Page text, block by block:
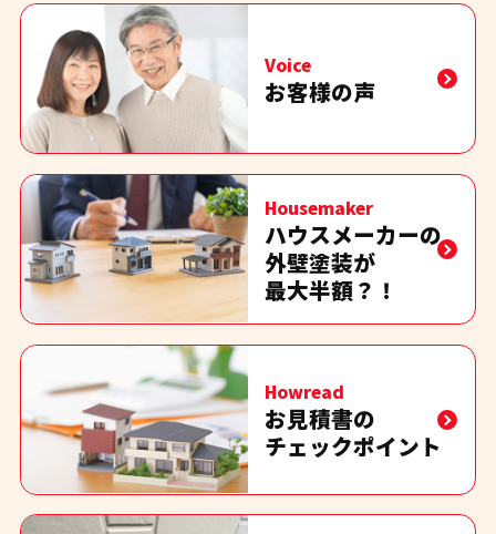
Voice
お客様の声
Housemaker
ハウスメーカーの
外壁塗装が
最大半額？！
Howread
お見積書の
チェックポイント